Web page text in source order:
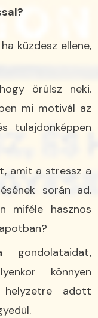
küzdesz ellene,
örülsz neki.
mi motivál az
tulajdonképpen
amit a stressz a
során ad.
miféle hasznos
könnyen
adott